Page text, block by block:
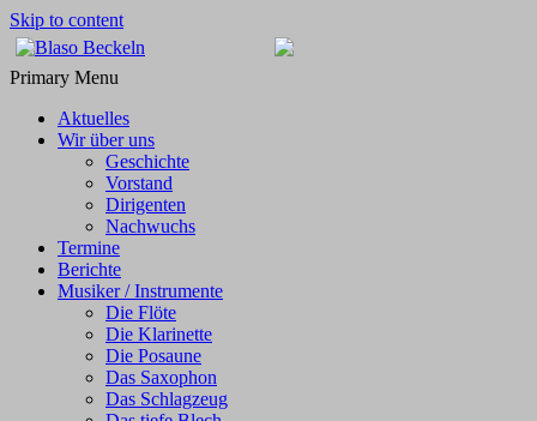
Skip to content
Blaso Beckeln
…mit Freude dabei!
Primary Menu
Aktuelles
Wir über uns
Geschichte
Vorstand
Dirigenten
Nachwuchs
Termine
Berichte
Musiker / Instrumente
Die Flöte
Die Klarinette
Die Posaune
Das Saxophon
Das Schlagzeug